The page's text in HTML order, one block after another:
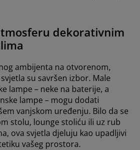
dekorativnim
ambijenta na otvorenom,
su savršen izbor. Male
lampe – neke na baterije, a
lampe – mogu dodati
vanjskom uređenju. Bilo da se
stolu, lounge stoliću ili uz rub
ova svjetla djeluju kao upadljivi
vašeg prostora.